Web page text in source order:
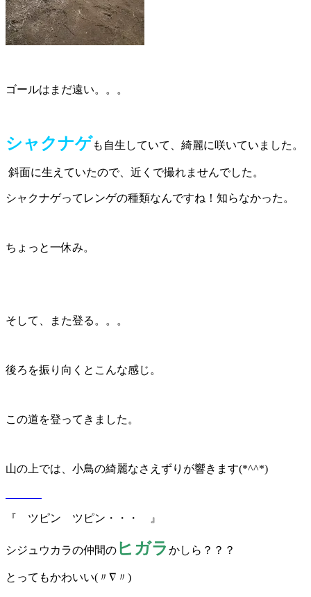
ゴールはまだ遠い。。。
シャクナゲも自生していて、綺麗に咲いていました。
斜面に生えていたので、近くで撮れませんでした。
シャクナゲってレンゲの種類なんですね！知らなかった。
ちょっと一休み。
そして、また登る。。。
後ろを振り向くとこんな感じ。
この道を登ってきました。
山の上では、小鳥の綺麗なさえずりが響きます(*^^*)
『 ツピン ツピン・・・ 』
シジュウカラの仲間の ヒガラ かしら？？？
とってもかわいい(〃∇〃)